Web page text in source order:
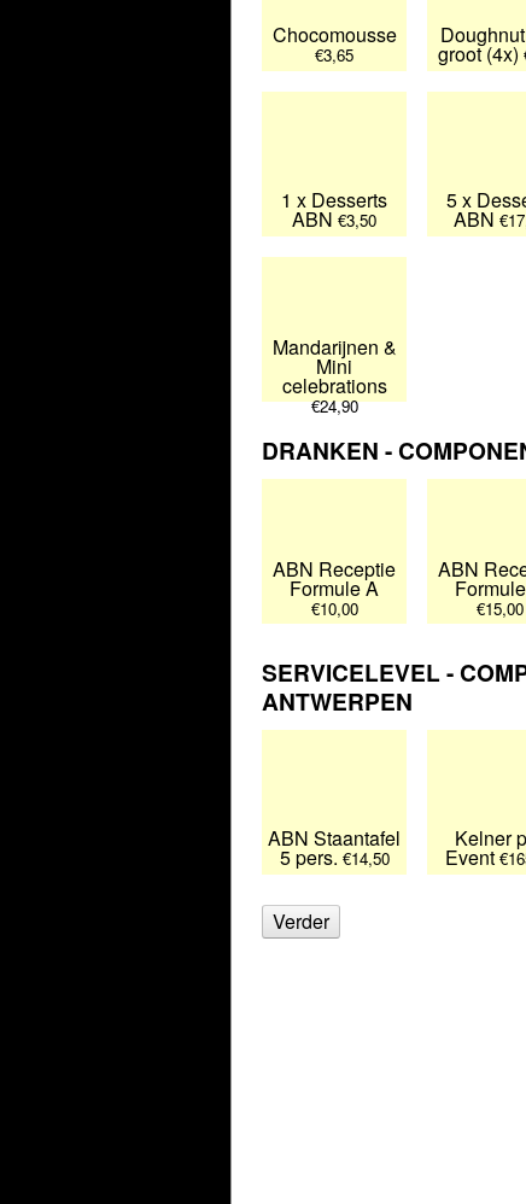
Chocomousse
€3,65 groot (4x)
1 x Desserts
ABN €3,50
5 x
ABN
Mandarijnen &
Mini
celebrations
€24,90
DRANKEN -
ABN Receptie
Formule A
€10,00
ABN
€15,00
SERVICELEVEL -
ANTWERPEN
ABN Staantafel
5 pers. €14,50
Kelner
Event
Verder